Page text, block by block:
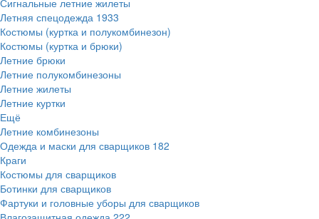
Летняя спецодежда 1933
Костюмы (куртка и полукомбинезон)
Костюмы (куртка и брюки)
Летние брюки
Летние полукомбинезоны
Летние жилеты
Летние куртки
Ещё
Летние комбинезоны
Одежда и маски для сварщиков 182
Краги
Костюмы для сварщиков
Ботинки для сварщиков
Фартуки и головные уборы для сварщиков